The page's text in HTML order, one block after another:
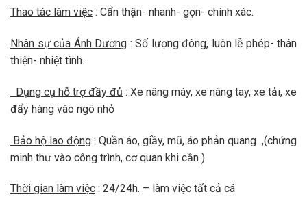
Thao tác làm việc : Cẩn thận- nhanh- gọn- chính xác.
Nhân sự của Ánh Dương : Số lượng đông, luôn lễ phép- thân
thiện- nhiệt tình.
Dụng cụ hỗ trợ đầy đủ : Xe nâng máy, xe nâng tay, xe tải, xe
đẩy hàng vào ngõ nhỏ
Bảo hộ lao động : Quần áo, giầy, mũ, áo phản quang ,(chứng
minh thư vào công trình, cơ quan khi cần )
Thời gian làm việc : 24/24h. – làm việc tất cả cá